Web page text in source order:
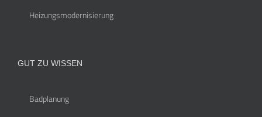
Heizungsmodernisierung
GUT ZU WISSEN
Badplanung